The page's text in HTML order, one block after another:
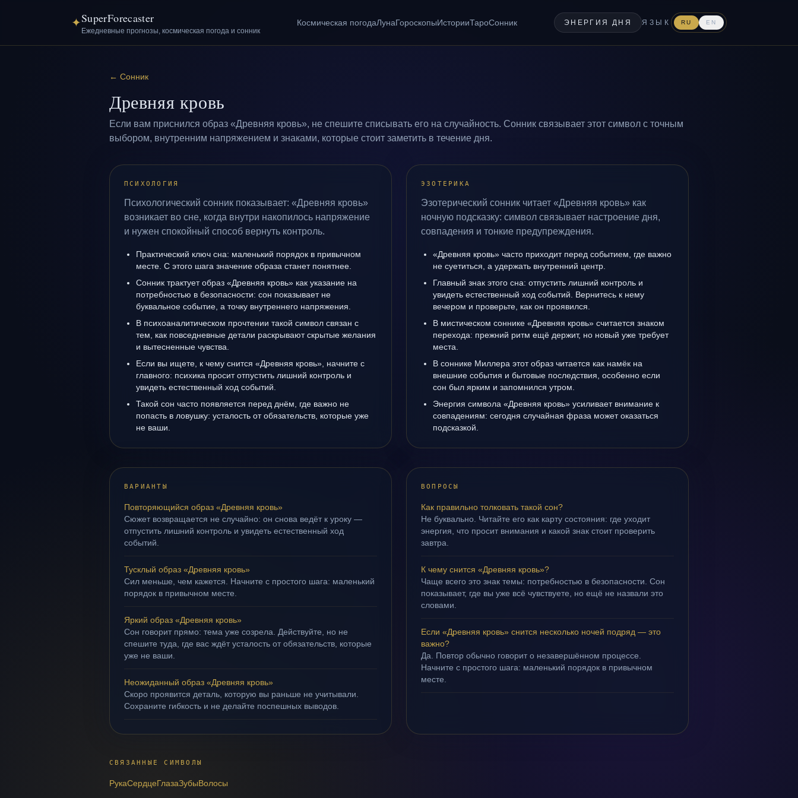
✦SuperForecaster
Ежедневные прогнозы, космическая погода и сонник
Космическая погодаЛунаГороскопыИсторииТароСонник ЭНЕРГИЯ ДНЯ ЯЗЫК RU EN
← Сонник
Древняя кровь
Если вам приснился образ «Древняя кровь», не спешите списывать его на случайность. Сонник связывает этот символ с точным
выбором, внутренним напряжением и знаками, которые стоит заметить в течение дня.
ПСИХОЛОГИЯ
Психологический сонник показывает: «Древняя кровь»
возникает во сне, когда внутри накопилось напряжение
и нужен спокойный способ вернуть контроль.
Практический ключ сна: маленький порядок в привычном
месте. С этого шага значение образа станет понятнее.
Сонник трактует образ «Древняя кровь» как указание на
потребностью в безопасности: сон показывает не
буквальное событие, а точку внутреннего напряжения.
В психоаналитическом прочтении такой символ связан с
тем, как повседневные детали раскрывают скрытые желания
и вытесненные чувства.
Если вы ищете, к чему снится «Древняя кровь», начните с
главного: психика просит отпустить лишний контроль и
увидеть естественный ход событий.
Такой сон часто появляется перед днём, где важно не
попасть в ловушку: усталость от обязательств, которые уже
не ваши.
ЭЗОТЕРИКА
Эзотерический сонник читает «Древняя кровь» как
ночную подсказку: символ связывает настроение дня,
совпадения и тонкие предупреждения.
«Древняя кровь» часто приходит перед событием, где важно
не суетиться, а удержать внутренний центр.
Главный знак этого сна: отпустить лишний контроль и
увидеть естественный ход событий. Вернитесь к нему
вечером и проверьте, как он проявился.
В мистическом соннике «Древняя кровь» считается знаком
перехода: прежний ритм ещё держит, но новый уже требует
места.
В соннике Миллера этот образ читается как намёк на
внешние события и бытовые последствия, особенно если
сон был ярким и запомнился утром.
Энергия символа «Древняя кровь» усиливает внимание к
совпадениям: сегодня случайная фраза может оказаться
подсказкой.
ВАРИАНТЫ
Повторяющийся образ «Древняя кровь»
Сюжет возвращается не случайно: он снова ведёт к уроку —
отпустить лишний контроль и увидеть естественный ход
событий.
Тусклый образ «Древняя кровь»
Сил меньше, чем кажется. Начните с простого шага: маленький
порядок в привычном месте.
Яркий образ «Древняя кровь»
Сон говорит прямо: тема уже созрела. Действуйте, но не
спешите туда, где вас ждёт усталость от обязательств, которые
уже не ваши.
Неожиданный образ «Древняя кровь»
Скоро проявится деталь, которую вы раньше не учитывали.
Сохраните гибкость и не делайте поспешных выводов.
ВОПРОСЫ
Как правильно толковать такой сон?
Не буквально. Читайте его как карту состояния: где уходит
энергия, что просит внимания и какой знак стоит проверить
завтра.
К чему снится «Древняя кровь»?
Чаще всего это знак темы: потребностью в безопасности. Сон
показывает, где вы уже всё чувствуете, но ещё не назвали это
словами.
Если «Древняя кровь» снится несколько ночей подряд — это
важно?
Да. Повтор обычно говорит о незавершённом процессе.
Начните с простого шага: маленький порядок в привычном
месте.
СВЯЗАННЫЕ СИМВОЛЫ
РукаСердцеГлазаЗубыВолосы